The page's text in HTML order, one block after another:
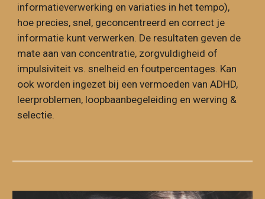
informatieverwerking en variaties in het tempo),
hoe precies, snel, geconcentreerd en correct je
informatie kunt verwerken. De resultaten geven de
mate aan van concentratie, zorgvuldigheid of
impulsiviteit vs. snelheid en foutpercentages. Kan
ook worden ingezet bij een vermoeden van ADHD,
leerproblemen, loopbaanbegeleiding en werving &
selectie.